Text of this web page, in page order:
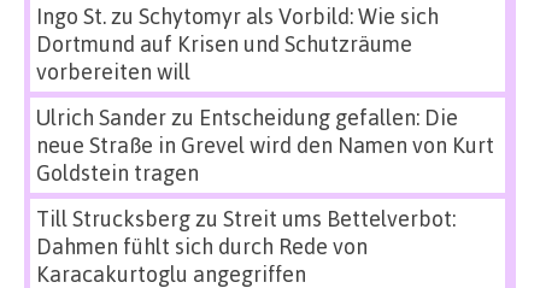
Ingo St.zu Schytomyr als Vorbild: Wie sich
Dortmund auf Krisen und Schutzräume
vorbereiten will
Ulrich Sanderzu Entscheidung gefallen: Die
neue Straße in Grevel wird den Namen von Kurt
Goldstein tragen
Till Strucksbergzu Streit ums Bettelverbot:
Dahmen fühlt sich durch Rede von
Karacakurtoglu angegriffen